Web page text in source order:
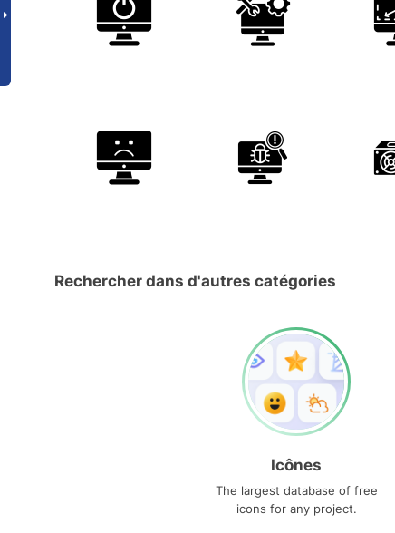
Rechercher dans d'autres catégories
Icônes
The largest database of free
icons for any project.